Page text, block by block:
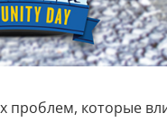
которые